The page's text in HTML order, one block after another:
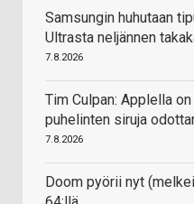
Samsungin huhutaan
Ultrasta neljännen
7.8.2026
Tim Culpan: Applella
puhelinten siruja
7.8.2026
Doom pyörii nyt